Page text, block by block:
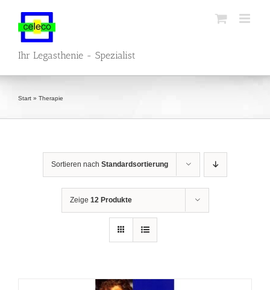
springen
Ihr Legasthenie - Spezialist
Start » Therapie
Sortieren nach Standardsortierung
Zeige 12 Produkte